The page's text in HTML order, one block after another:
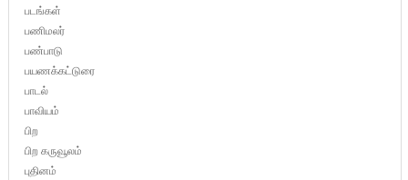
படங்கள்
பணிமலர்
பண்பாடு
பயணக்கட்டுரை
பாடல்
பாவியம்
பிற
பிற கருவூலம்
புதினம்